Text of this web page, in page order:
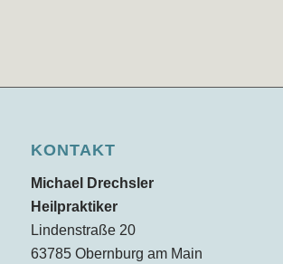
KONTAKT
Michael Drechsler
Heilpraktiker
Lindenstraße 20
63785 Obernburg am Main